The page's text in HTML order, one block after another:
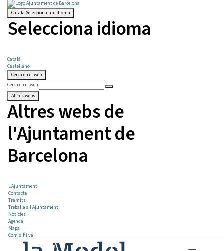
Català Selecciona un idioma
Selecciona idioma
Català
Castellano
Cerca en el web
Cerca en el web
Altres webs
Altres webs de
l'Ajuntament de
Barcelona
L'Ajuntament
Contacte
Tràmits
Treballa a l'Ajuntament
Notícies
Agenda
Mapa
Com s'hi va